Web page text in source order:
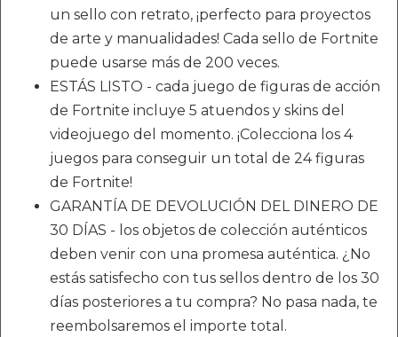
un sello con retrato, ¡perfecto para proyectos
de arte y manualidades! Cada sello de Fortnite
puede usarse más de 200 veces.
ESTÁS LISTO - cada juego de figuras de acción
de Fortnite incluye 5 atuendos y skins del
videojuego del momento. ¡Colecciona los 4
juegos para conseguir un total de 24 figuras
de Fortnite!
GARANTÍA DE DEVOLUCIÓN DEL DINERO DE
30 DÍAS - los objetos de colección auténticos
deben venir con una promesa auténtica. ¿No
estás satisfecho con tus sellos dentro de los 30
días posteriores a tu compra? No pasa nada, te
reembolsaremos el importe total.